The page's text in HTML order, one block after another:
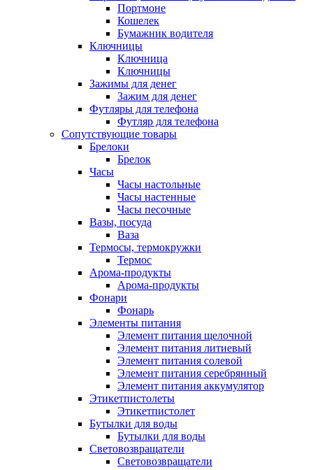
Портмоне
Кошелек
Бумажник водителя
Ключницы
Ключница
Ключницы
Зажимы для денег
Зажим для денег
Футляры для телефона
Футляр для телефона
Сопутствующие товары
Брелоки
Брелок
Часы
Часы настольные
Часы настенные
Часы песочные
Вазы, посуда
Ваза
Термосы, термокружки
Термос
Арома-продукты
Арома-продукты
Фонари
Фонарь
Элементы питания
Элемент питания щелочной
Элемент питания литиевый
Элемент питания солевой
Элемент питания серебрянный
Элемент питания аккумулятор
Этикетпистолеты
Этикетпистолет
Бутылки для воды
Бутылки для воды
Световозвращатели
Световозвращатели